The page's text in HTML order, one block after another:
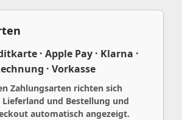
· Apple Pay · Klarna ·
· Vorkasse
Zahlungsarten richten sich
und Bestellung und
automatisch angezeigt.